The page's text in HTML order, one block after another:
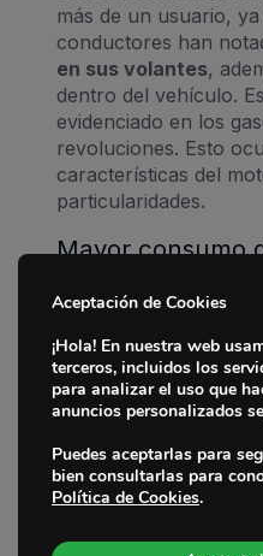
más de un usuario,
conductores han
en sus volantes,
dentro del vehículo.
evidenciado en los
revoluciones. Esto
características del
particularidades.
Mayor consumo
este modelo debido a
consumo, hasta que
problemas en este
una de las mayores
conductores pese a
El
uso intensivo en
trayectos cortos, un
conducción poco
Aceptación de Cookies
¡Hola! En nuestra web
terceros, incluidos los
para analizar el uso que
anuncios personalizados
Puedes aceptarlas para
bien consultarlas para
Política de Cookies.